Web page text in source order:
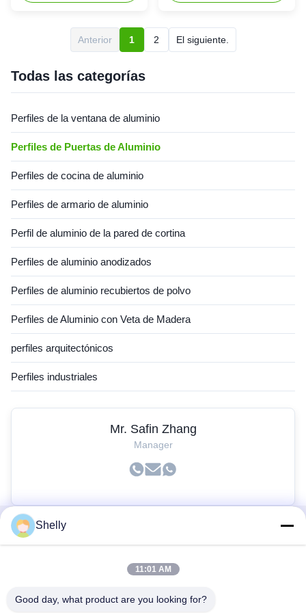
familiar ventanas Los perfiles
industrial extruidos de
precisión con resistencia a
excelente conductividad,
dise...
dormitorio Profile de aluminio
medio ambiente, de alta
resistencia a la tracción y de
Anterior 1 2 El siguiente.
Todas las categorías
Perfiles de la ventana de aluminio
Perfiles de Puertas de Aluminio
Perfiles de cocina de aluminio
Perfiles de armario de aluminio
Perfil de aluminio de la pared de cortina
Perfiles de aluminio anodizados
Perfiles de aluminio recubiertos de polvo
Perfiles de Aluminio con Veta de Madera
perfiles arquitectónicos
Perfiles industriales
Mr. Safin Zhang
Manager
Vínculos Rápidos
Inicio
Sobre Nosotros
Shelly
11:01 AM
Good day, what product are you looking for?